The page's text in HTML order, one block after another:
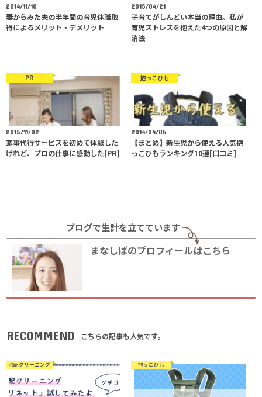
2014/11/10
妻からみた夫の半年間の育児休職取
得によるメリット・デメリット
2015/04/21
子育てがしんどい本当の理由。私が
育児ストレスを抱えた4つの原因と解
消法
2015/11/02
家事代行サービスを初めて体験した
けれど、プロの仕事に感動した[PR]
PR
2014/04/06
【まとめ】新生児から使える人気抱
っこひもランキング10選[口コミ]
抱っこひも
ブログで生計を立てています
まなしばのプロフィールはこちら
RECOMMEND こちらの記事も人気です。
宅配クリーニング 抱っこひも